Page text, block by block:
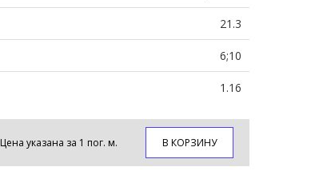
21.3
6;10
1.16
Цена указана за 1 пог. м. В КОРЗИНУ